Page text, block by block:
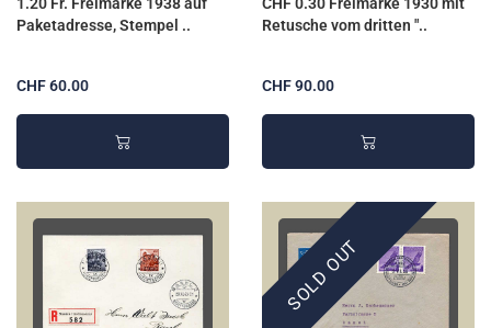
1.20 Fr. Freimarke 1938 auf
Paketadresse, Stempel ..
CHF 60.00
CHF 0.30 Freimarke 1930 mit
Retusche vom dritten "..
CHF 90.00
SOLD OUT